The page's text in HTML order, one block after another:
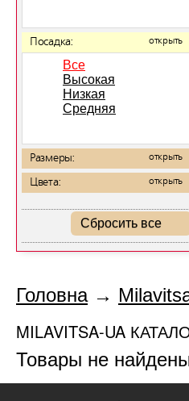
Посадка: открыть
Все
Высокая
Низкая
Средняя
Размеры: открыть
Цвета: открыть
Сбросить все
Головна→
MILAVITSA-UA
Товары не